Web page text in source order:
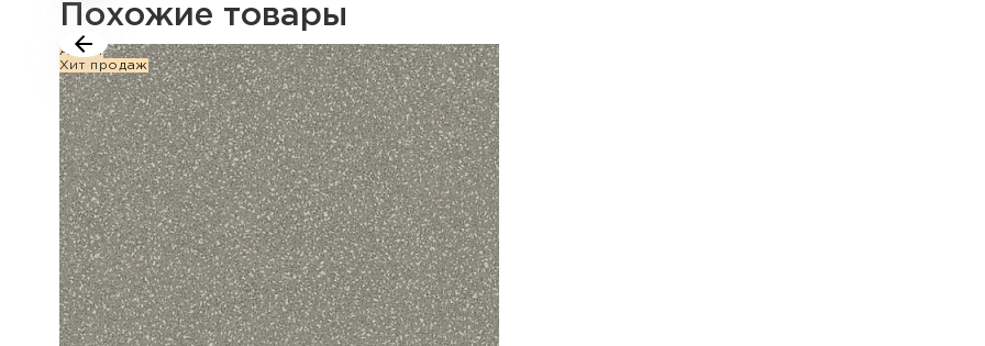
Похожие товары
Акция
Хит продаж